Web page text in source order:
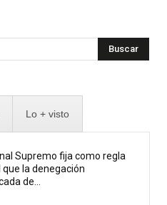
Buscar
Lo + visto
Supremo fija como regla
que la denegación
de...